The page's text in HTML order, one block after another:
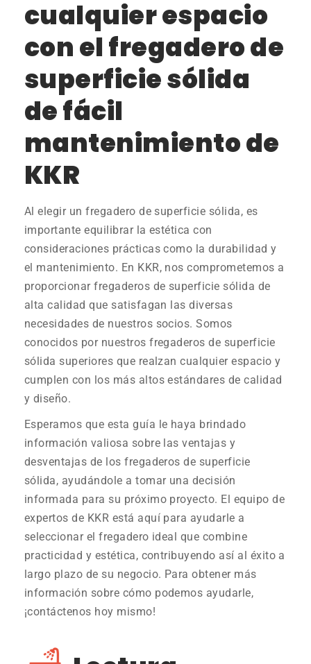
cualquier espacio
con el fregadero de
superficie sólida
de fácil
mantenimiento de
KKR
Al elegir un fregadero de superficie sólida, es
importante equilibrar la estética con
consideraciones prácticas como la durabilidad y
el mantenimiento. En KKR, nos comprometemos a
proporcionar fregaderos de superficie sólida de
alta calidad que satisfagan las diversas
necesidades de nuestros socios. Somos
conocidos por nuestros fregaderos de superficie
sólida superiores que realzan cualquier espacio y
cumplen con los más altos estándares de calidad
y diseño.
Esperamos que esta guía le haya brindado
información valiosa sobre las ventajas y
desventajas de los fregaderos de superficie
sólida, ayudándole a tomar una decisión
informada para su próximo proyecto. El equipo de
expertos de KKR está aquí para ayudarle a
seleccionar el fregadero ideal que combine
practicidad y estética, contribuyendo así al éxito a
largo plazo de su negocio. Para obtener más
información sobre cómo podemos ayudarle,
¡contáctenos hoy mismo!